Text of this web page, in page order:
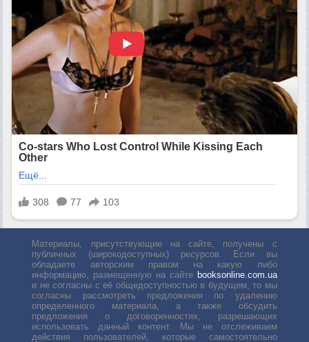
Материалы, присутствующие на сайте, получены с
публичных (широкодоступных) ресурсов. Если вы
обладаете авторским правом на какую либо
информацию, размещенную на сайте booksonline.com.ua
и не согласны с её общедоступностью в будущем, то мы
согласны рассмотреть предложения по удалению
определенного материала, а также обсудить
предложения о договоренностях, разрешающих
использовать данный контент. Мы не отслеживаем
действия пользователей, которые самостоятельно